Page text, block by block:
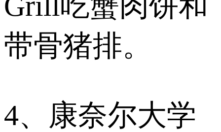
带骨猪排。
4、康奈尔大学